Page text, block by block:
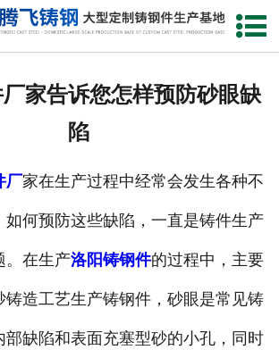
网站首页
生产能力
联系我们
家告诉您怎样预防砂眼缺
陷
厂家在生产过程中经常会发生各种不
如何预防这些缺陷，一直是铸件生产
。在生产洛阳铸钢件的过程中，主要
铸造工艺生产铸钢件，砂眼是常见铸
部缺陷和表面充塞型砂的小孔，同时